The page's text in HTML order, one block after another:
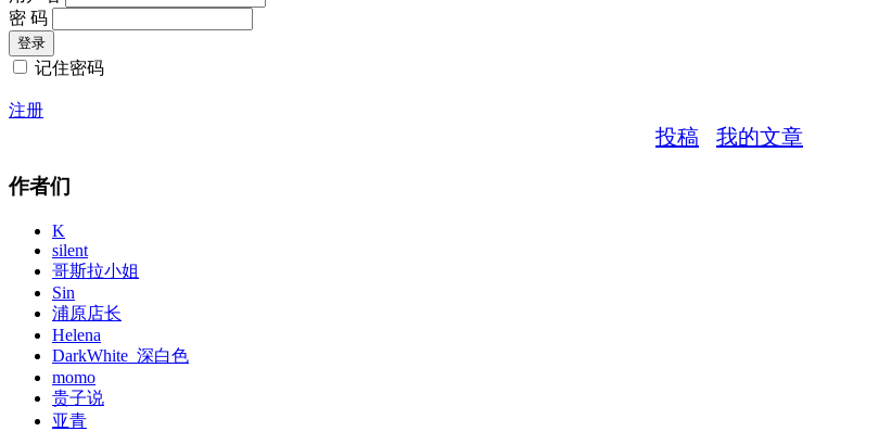
密 码
记住密码
注册
投稿 我的文章
作者们
K
silent
哥斯拉小姐
Sin
浦原店长
Helena
DarkWhite_深白色
momo
贵子说
亚青